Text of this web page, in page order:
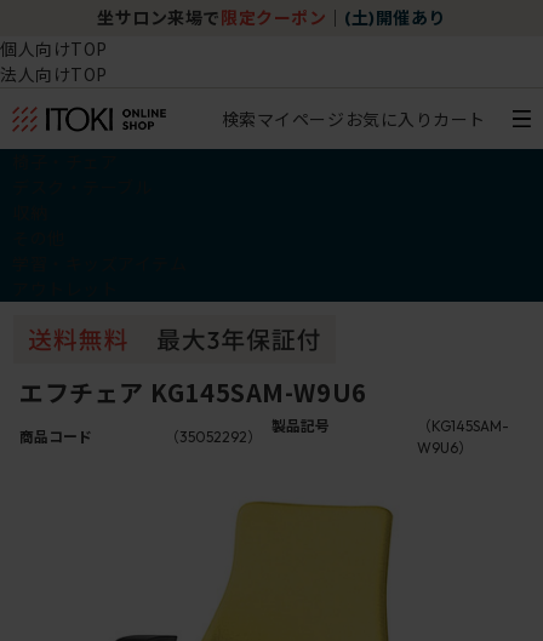
坐サロン来場で 限定クーポン (土)開催あり
個人向けTOP
法人向けTOP
検索マイページ お気に入り カート
エフチェア KG145SAM-W9U6
商品コード （35052292）
製品記号
（KG145SAM-
W9U6）